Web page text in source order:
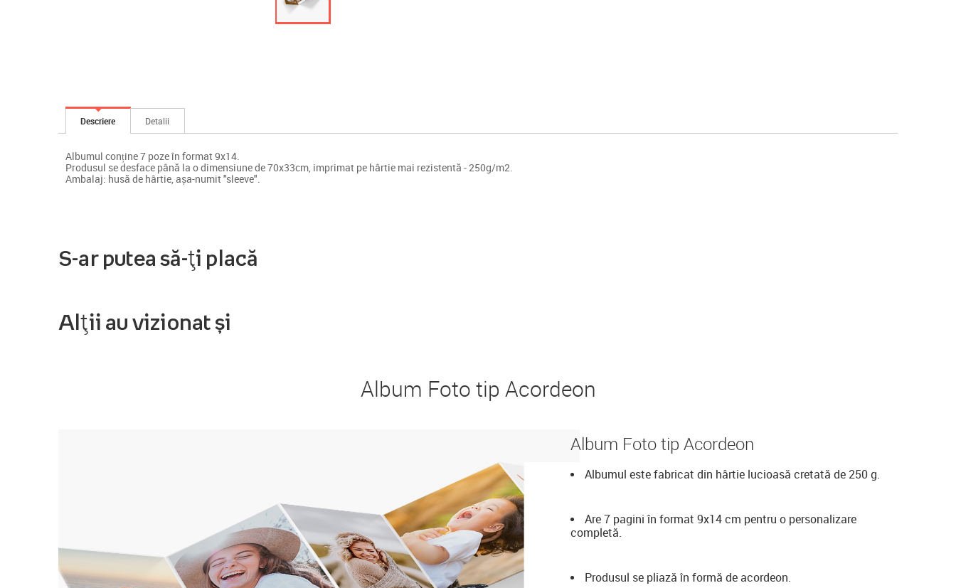
Descriere Detalii
Albumul conține 7 poze în format 9x14.
Produsul se desface până la o dimensiune de 70x33cm, imprimat pe hârtie mai rezistentă - 250g/m2.
Ambalaj: husă de hârtie, așa-numit "sleeve".
S-ar putea să-ți placă
Alții au vizionat și
Album Foto tip Acordeon
Album Foto tip Acordeon
Albumul este fabricat din hârtie lucioasă cretată de 250 g.
Are 7 pagini în format 9x14 cm pentru o personalizare
completă.
Produsul se pliază în formă de acordeon.